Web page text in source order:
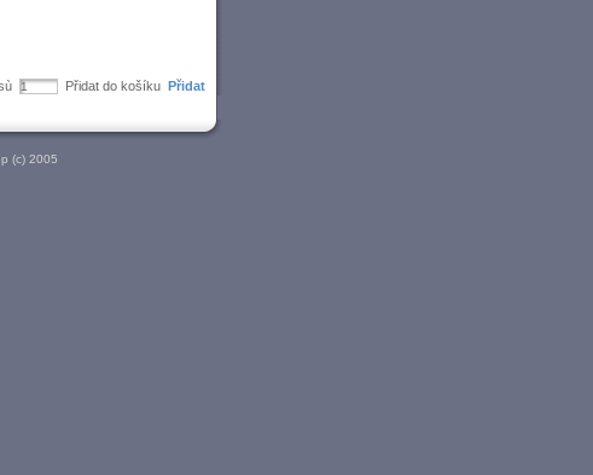
Přidat do košíku
(c) 2005